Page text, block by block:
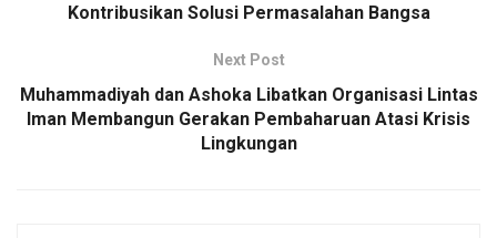
Kontribusikan Solusi Permasalahan Bangsa
Next Post
Muhammadiyah dan Ashoka Libatkan Organisasi Lintas
Iman Membangun Gerakan Pembaharuan Atasi Krisis
Lingkungan